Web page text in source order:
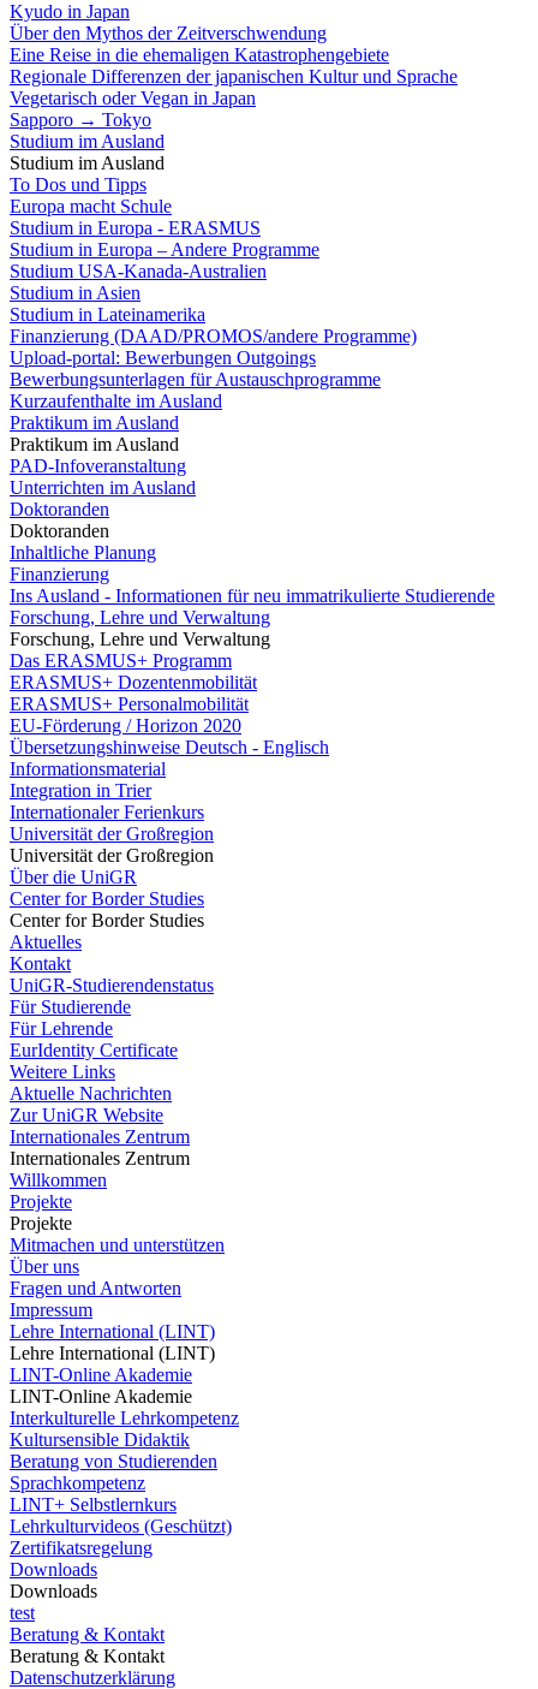
Kyudo in Japan
Über den Mythos der Zeitverschwendung
Eine Reise in die ehemaligen Katastrophengebiete
Regionale Differenzen der japanischen Kultur und Sprache
Vegetarisch oder Vegan in Japan
Sapporo → Tokyo
Studium im Ausland
Studium im Ausland
To Dos und Tipps
Europa macht Schule
Studium in Europa - ERASMUS
Studium in Europa – Andere Programme
Studium USA-Kanada-Australien
Studium in Asien
Studium in Lateinamerika
Finanzierung (DAAD/PROMOS/andere Programme)
Upload-portal: Bewerbungen Outgoings
Bewerbungsunterlagen für Austauschprogramme
Kurzaufenthalte im Ausland
Praktikum im Ausland
Praktikum im Ausland
PAD-Infoveranstaltung
Unterrichten im Ausland
Doktoranden
Doktoranden
Inhaltliche Planung
Finanzierung
Ins Ausland - Informationen für neu immatrikulierte Studierende
Forschung, Lehre und Verwaltung
Forschung, Lehre und Verwaltung
Das ERASMUS+ Programm
ERASMUS+ Dozentenmobilität
ERASMUS+ Personalmobilität
EU-Förderung / Horizon 2020
Übersetzungshinweise Deutsch - Englisch
Informationsmaterial
Integration in Trier
Internationaler Ferienkurs
Universität der Großregion
Universität der Großregion
Über die UniGR
Center for Border Studies
Center for Border Studies
Aktuelles
Kontakt
UniGR-Studierendenstatus
Für Studierende
Für Lehrende
EurIdentity Certificate
Weitere Links
Aktuelle Nachrichten
Zur UniGR Website
Internationales Zentrum
Internationales Zentrum
Willkommen
Projekte
Projekte
Mitmachen und unterstützen
Über uns
Fragen und Antworten
Impressum
Lehre International (LINT)
Lehre International (LINT)
LINT-Online Akademie
LINT-Online Akademie
Interkulturelle Lehrkompetenz
Kultursensible Didaktik
Beratung von Studierenden
Sprachkompetenz
LINT+ Selbstlernkurs
Lehrkulturvideos (Geschützt)
Zertifikatsregelung
Downloads
Downloads
test
Beratung & Kontakt
Beratung & Kontakt
Datenschutzerklärung